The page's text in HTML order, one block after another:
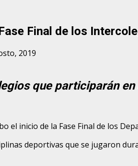
Final de los
2019
que participarán
el inicio de la Fase Final de los
deportivas que se jugaron